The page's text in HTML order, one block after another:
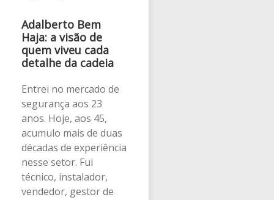
Adalberto Bem
Haja: a visão de
quem viveu cada
detalhe da cadeia
Entrei no mercado de
segurança aos 23
anos. Hoje, aos 45,
acumulo mais de duas
décadas de experiência
nesse setor. Fui
técnico, instalador,
vendedor, gestor de